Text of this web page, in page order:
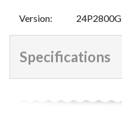
Version: 24P2800G
Specifications